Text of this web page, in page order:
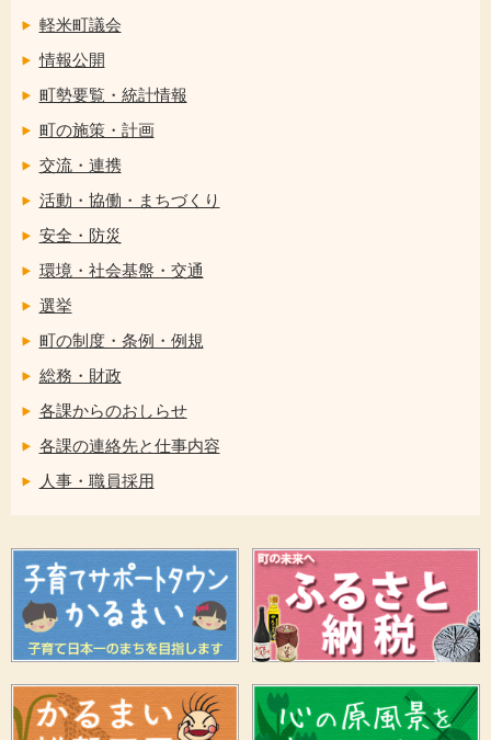
軽米町議会
情報公開
町勢要覧・統計情報
町の施策・計画
交流・連携
活動・協働・まちづくり
安全・防災
環境・社会基盤・交通
選挙
町の制度・条例・例規
総務・財政
各課からのおしらせ
各課の連絡先と仕事内容
人事・職員採用